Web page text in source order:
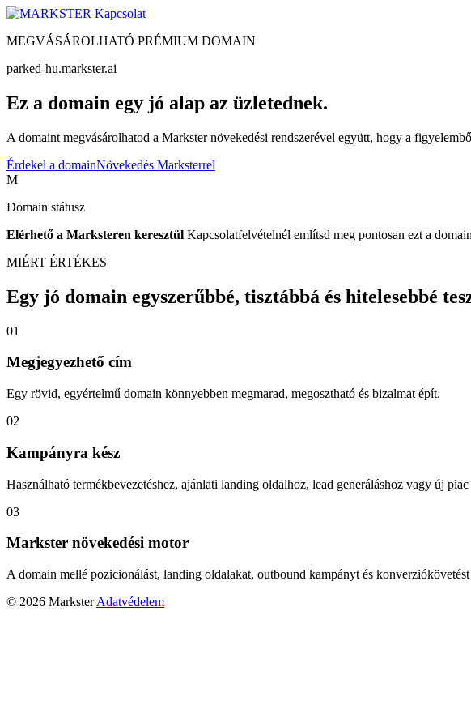
Kapcsolat
MEGVÁSÁROLHATÓ PRÉMIUM DOMAIN
parked-hu.markster.ai
Ez a domain egy jó alap az üzletednek.
A domaint megvásárolhatod a Markster növekedési rendszerével együtt, hogy a
Érdekel a domainNövekedés Marksterrel
M
Domain státusz
Elérhető a Marksteren keresztül Kapcsolatfelvételnél említsd meg pontosan ezt a
MIÉRT ÉRTÉKES
Egy jó domain egyszerűbbé, tisztábbá és hitelesebbé
01
Megjegyezhető cím
Egy rövid, egyértelmű domain könnyebben megmarad, megosztható és bizalmat épít.
02
Kampányra kész
Használható termékbevezetéshez, ajánlati landing oldalhoz, lead generáláshoz vagy új piac
03
Markster növekedési motor
A domain mellé pozicionálást, landing oldalakat, outbound kampányt és
© 2026 Markster Adatvédelem